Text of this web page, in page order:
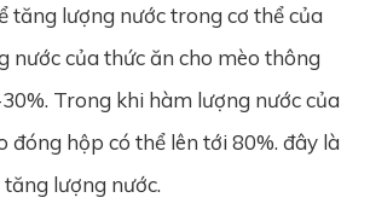
tăng lượng nước trong cơ thể của
nước của thức ăn cho mèo thông
Trong khi hàm lượng nước của
đóng hộp có thể lên tới 80%. đây là
lượng nước.